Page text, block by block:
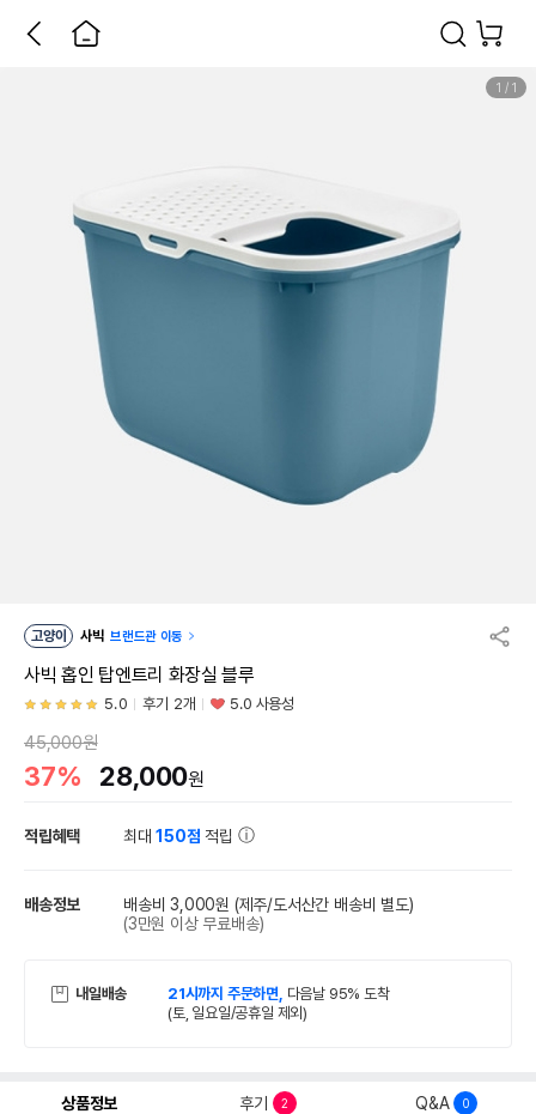
1 / 1
고양이 사빅 브랜드관 이동
사빅 홉인 탑엔트리 화장실 블루
5.0 후기 2개 5.0 사용성
45,000원
37% 28,000원
적립혜택 최대150점 적립
배송정보 배송비 3,000원 (제주/도서산간 배송비 별도)
(3만원 이상 무료배송)
내일배송 21시까지 주문하면, 다음날 95% 도착
(토, 일요일/공휴일 제외)
상품정보 후기 2 Q&A 0